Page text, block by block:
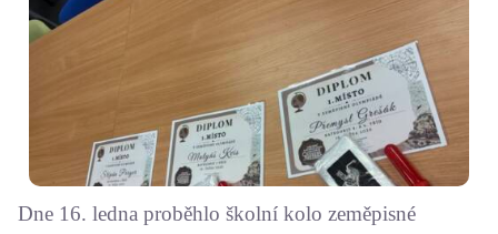
Dne 16. ledna proběhlo školní kolo zeměpisné